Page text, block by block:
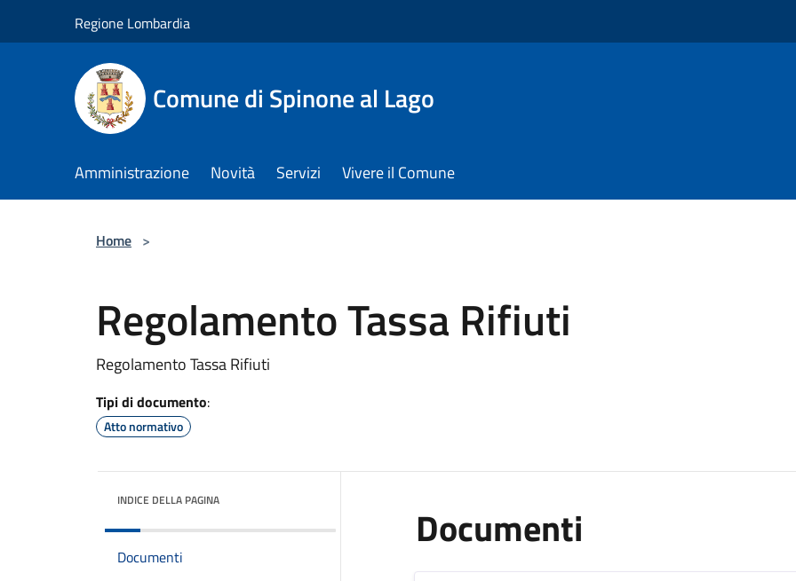
Regione Lombardia
Comune di Spinone al Lago
Amministrazione Novità Servizi Vivere il Comune
Home >
Regolamento Tassa Rifiuti
Regolamento Tassa Rifiuti
Tipi di documento:
Atto normativo
INDICE DELLA PAGINA
Documenti
Documenti